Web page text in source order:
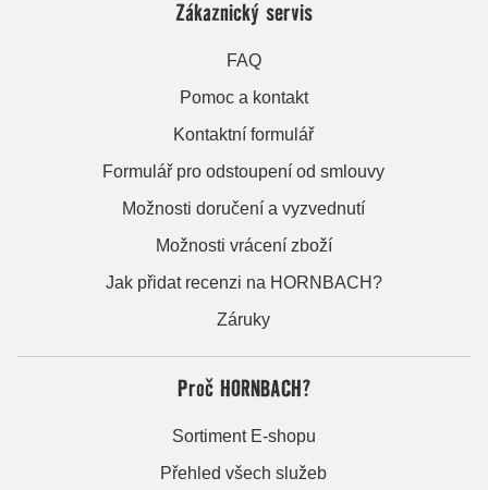
Zákaznický servis
FAQ
Pomoc a kontakt
Kontaktní formulář
Formulář pro odstoupení od smlouvy
Možnosti doručení a vyzvednutí
Možnosti vrácení zboží
Jak přidat recenzi na HORNBACH?
Záruky
Proč HORNBACH?
Sortiment E-shopu
Přehled všech služeb